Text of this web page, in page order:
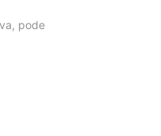
pode